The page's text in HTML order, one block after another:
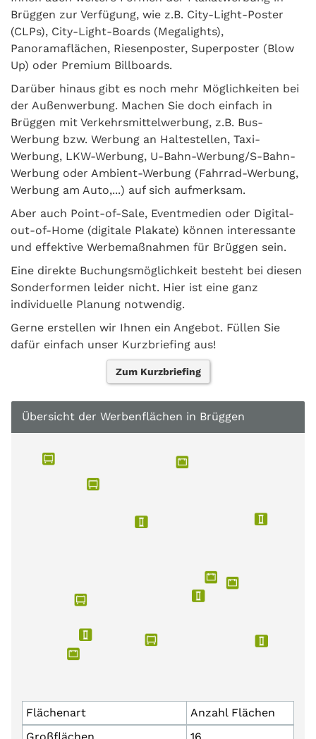
Brüggen zur Verfügung, wie z.B. City-Light-Poster
(CLPs), City-Light-Boards (Megalights),
Panoramaflächen, Riesenposter, Superposter (Blow
Up) oder Premium Billboards.
Darüber hinaus gibt es noch mehr Möglichkeiten bei
der Außenwerbung. Machen Sie doch einfach in
Brüggen mit Verkehrsmittelwerbung, z.B. Bus-
Werbung bzw. Werbung an Haltestellen, Taxi-
Werbung, LKW-Werbung, U-Bahn-Werbung/S-Bahn-
Werbung oder Ambient-Werbung (Fahrrad-Werbung,
Werbung am Auto,...) auf sich aufmerksam.
Aber auch Point-of-Sale, Eventmedien oder Digital-
out-of-Home (digitale Plakate) können interessante
und effektive Werbemaßnahmen für Brüggen sein.
Eine direkte Buchungsmöglichkeit besteht bei diesen
Sonderformen leider nicht. Hier ist eine ganz
individuelle Planung notwendig.
Gerne erstellen wir Ihnen ein Angebot. Füllen Sie
dafür einfach unser Kurzbriefing aus!
Zum Kurzbriefing
Übersicht der Werbenflächen in Brüggen
Flächenart
Anzahl Flächen